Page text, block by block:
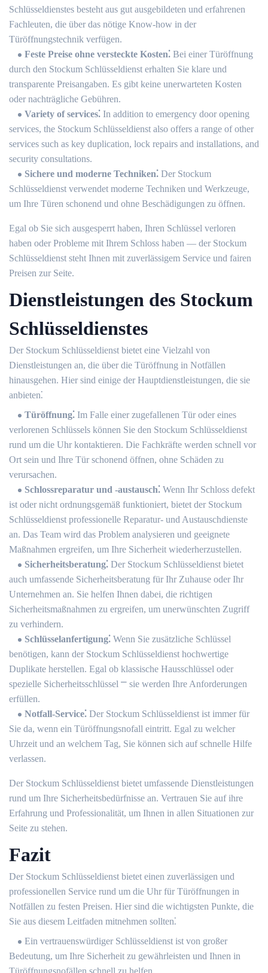
Schlüsseldienstes besteht aus gut ausgebildeten und erfahrenen
Fachleuten, die über das nötige Know-how in der
Türöffnungstechnik verfügen.​
Feste Preise ohne versteckte Kosten⁚ Bei einer Türöffnung
durch den Stockum Schlüsseldienst erhalten Sie klare und
transparente Preisangaben. Es gibt keine unerwarteten Kosten
oder nachträgliche Gebühren.​
Variety of services⁚ In addition to emergency door opening
services, the Stockum Schlüsseldienst also offers a range of other
services such as key duplication, lock repairs and installations, and
security consultations.​
Sichere und moderne Techniken⁚ Der Stockum
Schlüsseldienst verwendet moderne Techniken und Werkzeuge,
um Ihre Türen schonend und ohne Beschädigungen zu öffnen.​
Egal ob Sie sich ausgesperrt haben, Ihren Schlüssel verloren
haben oder Probleme mit Ihrem Schloss haben ― der Stockum
Schlüsseldienst steht Ihnen mit zuverlässigem Service und fairen
Preisen zur Seite.​
Dienstleistungen des Stockum
Schlüsseldienstes
Der Stockum Schlüsseldienst bietet eine Vielzahl von
Dienstleistungen an, die über die Türöffnung in Notfällen
hinausgehen.​ Hier sind einige der Hauptdienstleistungen, die sie
anbieten⁚
Türöffnung⁚ Im Falle einer zugefallenen Tür oder eines
verlorenen Schlüssels können Sie den Stockum Schlüsseldienst
rund um die Uhr kontaktieren.​ Die Fachkräfte werden schnell vor
Ort sein und Ihre Tür schonend öffnen, ohne Schäden zu
verursachen.​
Schlossreparatur und -austausch⁚ Wenn Ihr Schloss defekt
ist oder nicht ordnungsgemäß funktioniert, bietet der Stockum
Schlüsseldienst professionelle Reparatur- und Austauschdienste
an. Das Team wird das Problem analysieren und geeignete
Maßnahmen ergreifen, um Ihre Sicherheit wiederherzustellen.​
Sicherheitsberatung⁚ Der Stockum Schlüsseldienst bietet
auch umfassende Sicherheitsberatung für Ihr Zuhause oder Ihr
Unternehmen an. Sie helfen Ihnen dabei, die richtigen
Sicherheitsmaßnahmen zu ergreifen, um unerwünschten Zugriff
zu verhindern.
Schlüsselanfertigung⁚ Wenn Sie zusätzliche Schlüssel
benötigen, kann der Stockum Schlüsseldienst hochwertige
Duplikate herstellen.​ Egal ob klassische Hausschlüssel oder
spezielle Sicherheitsschlüssel ⎻ sie werden Ihre Anforderungen
erfüllen.​
Notfall-Service⁚ Der Stockum Schlüsseldienst ist immer für
Sie da, wenn ein Türöffnungsnofall eintritt. Egal zu welcher
Uhrzeit und an welchem Tag, Sie können sich auf schnelle Hilfe
verlassen.​
Der Stockum Schlüsseldienst bietet umfassende Dienstleistungen
rund um Ihre Sicherheitsbedürfnisse an. Vertrauen Sie auf ihre
Erfahrung und Professionalität, um Ihnen in allen Situationen zur
Seite zu stehen.​
Fazit
Der Stockum Schlüsseldienst bietet einen zuverlässigen und
professionellen Service rund um die Uhr für Türöffnungen in
Notfällen zu festen Preisen.​ Hier sind die wichtigsten Punkte, die
Sie aus diesem Leitfaden mitnehmen sollten⁚
Ein vertrauenswürdiger Schlüsseldienst ist von großer
Bedeutung, um Ihre Sicherheit zu gewährleisten und Ihnen in
Türöffnungsnofällen schnell zu helfen.​